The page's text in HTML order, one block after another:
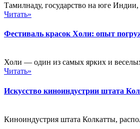
Тамилнаду, государство на юге Индии,
Читать»
Фестиваль красок Холи: опыт
Холи — один из самых ярких и
Читать»
Искусство киноиндустрии штата
Киноиндустрия штата Колкатты,